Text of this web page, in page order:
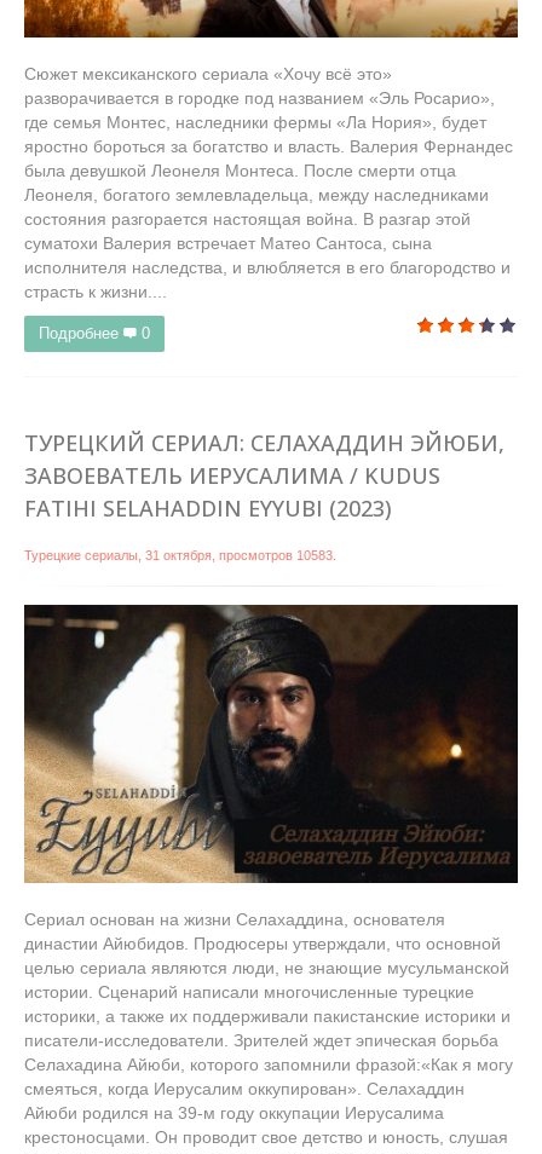
Сюжет мексиканского сериала «Хочу всё это»
разворачивается в городке под названием «Эль Росарио»,
где семья Монтес, наследники фермы «Ла Нория», будет
яростно бороться за богатство и власть. Валерия Фернандес
была девушкой Леонеля Монтеса. После смерти отца
Леонеля, богатого землевладельца, между наследниками
состояния разгорается настоящая война. В разгар этой
суматохи Валерия встречает Матео Сантоса, сына
исполнителя наследства, и влюбляется в его благородство и
страсть к жизни....
Подробнее 0
ТУРЕЦКИЙ СЕРИАЛ: СЕЛАХАДДИН ЭЙЮБИ,
ЗАВОЕВАТЕЛЬ ИЕРУСАЛИМА / KUDUS
FATIHI SELAHADDIN EYYUBI (2023)
Турецкие сериалы, 31 октября, просмотров 10583.
Сериал основан на жизни Селахаддина, основателя
династии Айюбидов. Продюсеры утверждали, что основной
целью сериала являются люди, не знающие мусульманской
истории. Сценарий написали многочисленные турецкие
историки, а также их поддерживали пакистанские историки и
писатели-исследователи. Зрителей ждет эпическая борьба
Селахадина Айюби, которого запомнили фразой:«Как я могу
смеяться, когда Иерусалим оккупирован». Селахаддин
Айюби родился на 39-м году оккупации Иерусалима
крестоносцами. Он проводит свое детство и юность, слушая